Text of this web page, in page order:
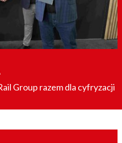
Group razem dla cyfryzacji